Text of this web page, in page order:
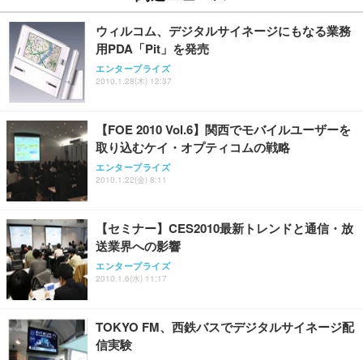
ワーク チェア 強化バックレスト 30度ロッキング機
レスト 3Dヘッドレスト ハンガー付き 高反発クッシ
ョン PCチェア 通気性メッシュ ゲーミング/勉強/事
務用 おしゃれ パソコンチェア (ブラック)
￥7,680
Sezlife オフィスチェア デスクチェア 疲れない テレ
レスト 3Dヘッドレスト ハンガー付き 高反発クッシ
ョン PCチェア 通気性メッシュ ゲーミング/勉強/事
務用 おしゃれ パソコンチェア (ホワイト)
￥7,680
ANDWINT オフィスチェア デスクチェア 肘なし メ
ト 幅52×奥行58.5×高さ84～96cm テレワーク 在宅
勤務 ブラック
￥4,139
フック付き（CFI-ZDM1J）
￥49,979
【整備済み品】Dell E2724HS 27インチ 液晶モニタ
応 ComfortView ビジネス向け
￥15,800
【MiniLED/24.5inch/280Hz/FHD】GRAPHT THE S
像低減 (3年保証 | 輝点保証 | 日本メーカー)
￥34,980
り 単品
￥1,800
Smart Basic(スマートベーシック) 【Amazon.co.jp
￥3,670
アイリスオーヤマ ペットシーツ 超厚型 お徳用 レギ
￥3,731
ウィルコム、デジタルサイネージにもなる業務
用PDA「Pit」を発売
エンタープライズ
2010.1.28(木) 12:37
【FOE 2010 Vol.6】関西でモバイルユーザーを
取り込むケイ・オプティコムの戦略
エンタープライズ
2010.1.22(金) 8:11
【セミナー】CES2010最新トレンドと通信・放
送業界への影響
エンタープライズ
2010.1.6(水) 11:17
TOKYO FM、西鉄バスでデジタルサイネージ配
信実験